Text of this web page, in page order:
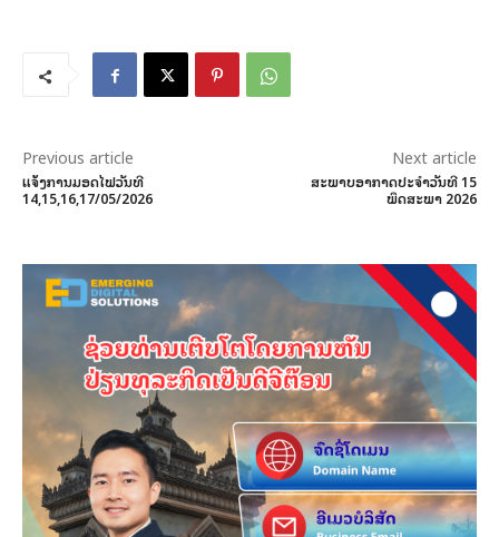
Previous article
ແຈ້ງການມອດໄຟວັນທີ
14,15,16,17/05/2026
Next article
ສະພາບອາກາດປະຈໍາວັນທີ 15
ພຶດສະພາ 2026